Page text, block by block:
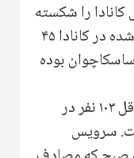
را شکسته
بود. پیش از آن درجه حرارت ثبت شده در کانادا ۴۵
در سال ۱۹۳۷، در ساسکاچوان بوده
این گرما باعث "مرگ ناگهانی" حداقل ۱۰۳ نفر در
سرویس